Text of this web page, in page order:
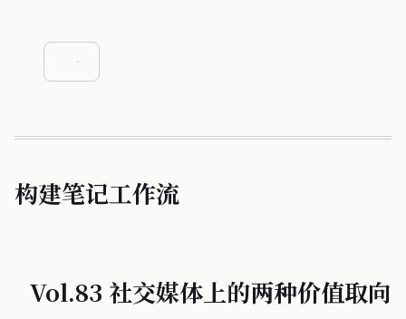
构建笔记工作流
Vol.83 社交媒体上的两种价值取向